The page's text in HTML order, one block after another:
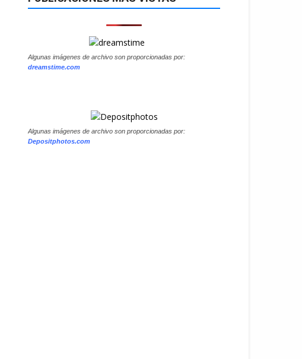
Algunas imágenes de archivo son proporcionadas por:
dreamstime.com
Algunas imágenes de archivo son proporcionadas por:
Depositphotos.com